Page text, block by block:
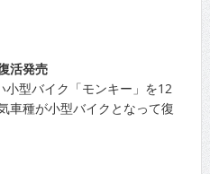
活発売
型バイク「モンキー」を12
車種が小型バイクとなって復